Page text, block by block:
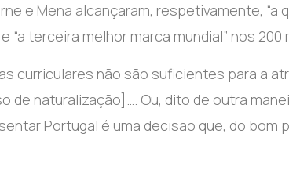
e Mena alcançaram, respetivamente, “a
“a terceira melhor marca mundial” nos 200
curriculares não são suficientes para a
de naturalização]…. Ou, dito de outra
Portugal é uma decisão que, do bom